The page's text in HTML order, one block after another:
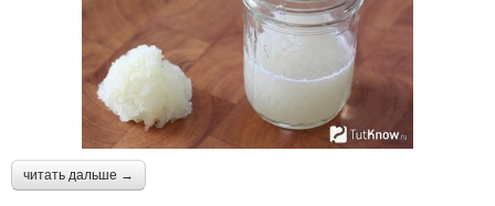
читать дальше →